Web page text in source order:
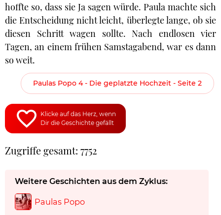
hoffte so, dass sie Ja sagen würde. Paula machte sich
die Entscheidung nicht leicht, überlegte lange, ob sie
diesen Schritt wagen sollte. Nach endlosen vier
Tagen, an einem frühen Samstagabend, war es dann
so weit.
Paulas Popo 4 - Die geplatzte Hochzeit - Seite 2
Klicke auf das Herz, wenn
Dir die Geschichte gefällt
Zugriffe gesamt: 7752
Weitere Geschichten aus dem Zyklus:
Paulas Popo